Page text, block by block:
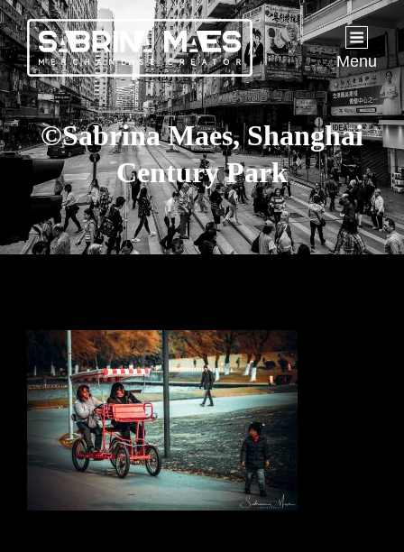
Menu
©Sabrina Maes, Shanghai
Century Park